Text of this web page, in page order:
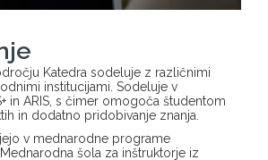
Katedra sodeluje z različnimi
institucijami. Sodeluje v
in ARIS, s čimer omogoča študentom
in dodatno pridobivanje znanja.
v mednarodne programe
šola za inštruktorje iz